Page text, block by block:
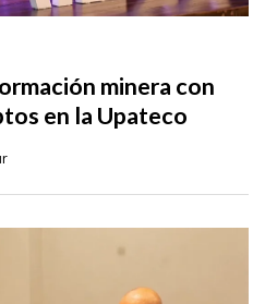
minera con
en la Upateco